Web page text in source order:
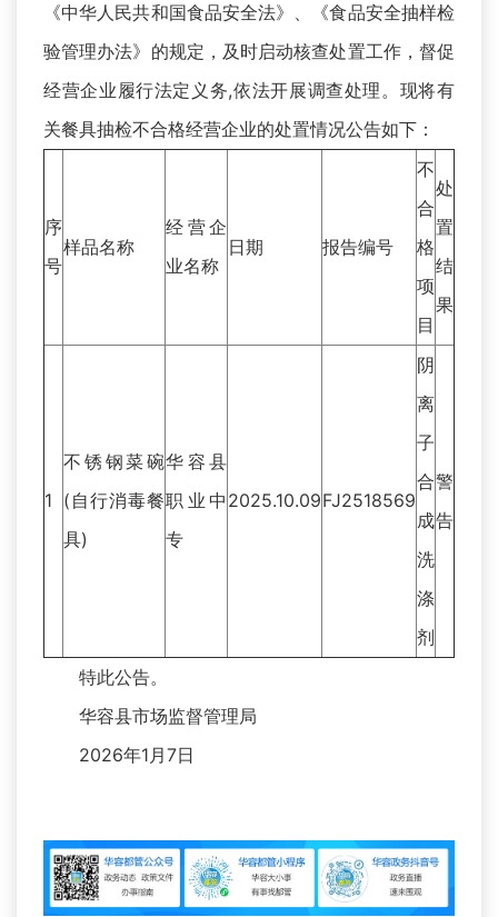
《中华人民共和国食品安全法》、《食品安全抽样检
验管理办法》的规定，及时启动核查处置工作，督促
经营企业履行法定义务,依法开展调查处理。现将有
关餐具抽检不合格经营企业的处置情况公告如下：
序
号
样品名称
经营企
业名称
日期 报告编号
不
合
格
项
目
处
置
结
果
1
不锈钢菜碗
(自行消毒餐
具)
华容县
职业中
专
2025.10.09FJ2518569
阴
离
子
合
成
洗
涤
剂
警
告
特此公告。
华容县市场监督管理局
2026年1月7日